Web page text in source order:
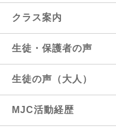
クラス案内
生徒・保護者の声
生徒の声（大人）
MJC活動経歴